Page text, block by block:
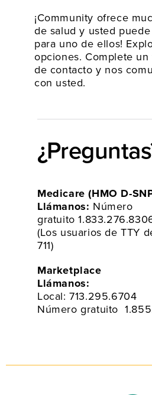
¡Community ofrece
de salud y usted
para uno de ellos!
opciones. Complete
de contacto y nos
con usted.
Medicare (HMO D-
Llámanos: Número
gratuito
(Los usuarios de TTY
711)
Marketplace
Llámanos:
Local: 713.295.6704
Número gratuito